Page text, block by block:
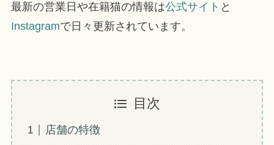
最新の営業日や在籍猫の情報は公式サイト と
Instagramで日々更新されています。
目次
店舗の特徴